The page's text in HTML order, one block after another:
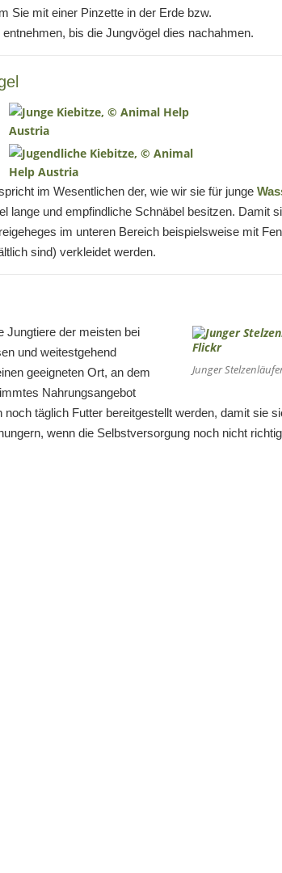
Sie mit einer Pinzette in der Erde bzw.
bis die Jungvögel dies nachahmen.
im Wesentlichen der, wie wir sie für junge
lange und empfindliche Schnäbel besitzen. Damit
im unteren Bereich beispielsweise mit
sind) verkleidet werden.
Junger
Jungtiere der meisten bei
und weitestgehend
geeigneten Ort, an dem
Nahrungsangebot
täglich Futter bereitgestellt werden, damit sie
wenn die Selbstversorgung noch nicht